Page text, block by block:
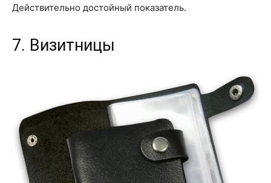
Действительно достойный показатель.
7. Визитницы